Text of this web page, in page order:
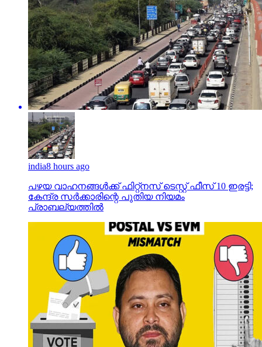
india8 hours ago
പഴയ വാഹനങ്ങള്‍ക്ക് ഫിറ്റ്‌നസ് ടെസ്റ്റ് ഫീസ് 10 ഇരട്ടി;
കേന്ദ്ര സര്‍ക്കാരിന്റെ പുതിയ നിയമം
പ്രാബല്യത്തില്‍